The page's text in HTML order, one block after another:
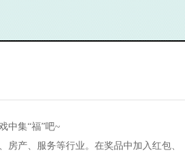
中集“福”吧~
产、服务等行业。在奖品中加入红包、